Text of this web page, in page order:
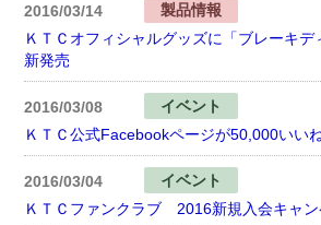
2016/03/14
製品情報
ＫＴＣオフィシャルグッズに「ブレーキデ
新発売
2016/03/08
イベント
ＫＴＣ公式Facebookページが50,000いい
2016/03/04
イベント
ＫＴＣファンクラブ 2016新規入会キャン